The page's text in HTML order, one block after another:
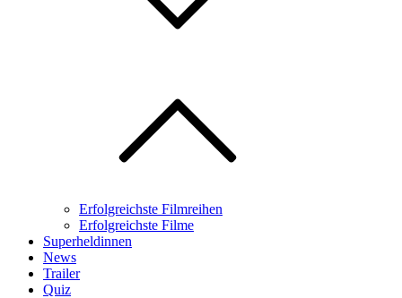
Erfolgreichste Filmreihen
Erfolgreichste Filme
Superheldinnen
News
Trailer
Quiz